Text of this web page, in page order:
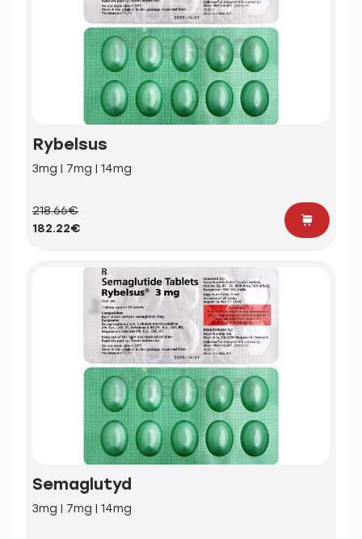
Rybelsus
3mg | 7mg | 14mg
218.66€
182.22€
Semaglutyd
3mg | 7mg | 14mg